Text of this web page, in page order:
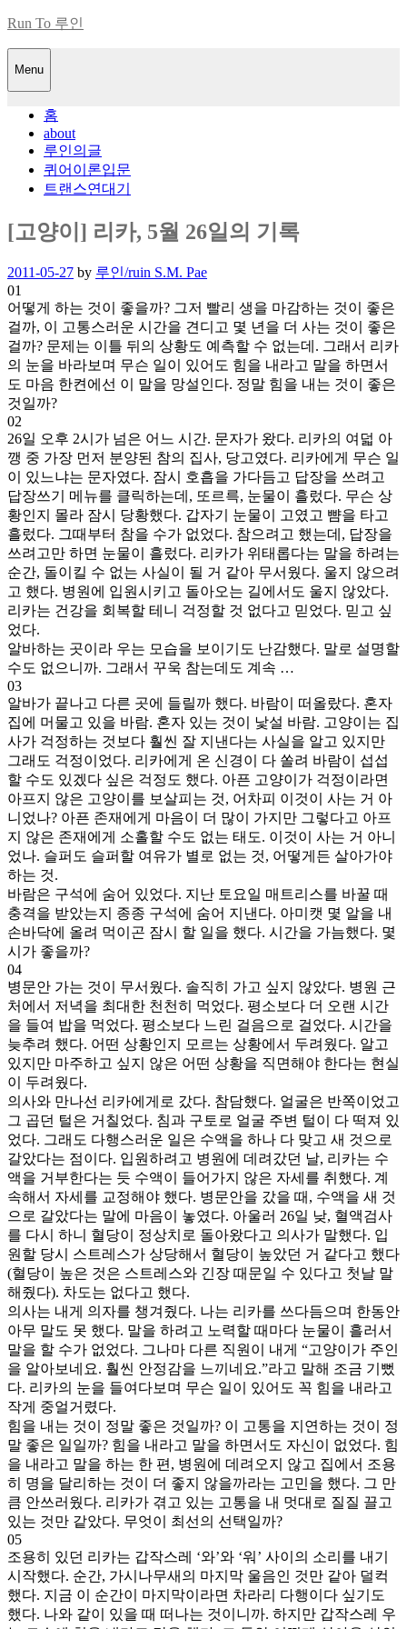
Skip
content
Run To 루인
Menu
홈
about
루인의글
퀴어이론입문
트랜스연대기
[고양이] 리카, 5월 26일의 기록
Posted
on
2011-05-27 by 루인/ruin S.M. Pae
01
어떻게 하는 것이 좋을까? 그저 빨리 생을 마감하는 것이 좋은
걸까, 이 고통스러운 시간을 견디고 몇 년을 더 사는 것이 좋은
걸까? 문제는 이틀 뒤의 상황도 예측할 수 없는데. 그래서 리카
의 눈을 바라보며 무슨 일이 있어도 힘을 내라고 말을 하면서
도 마음 한켠에선 이 말을 망설인다. 정말 힘을 내는 것이 좋은
것일까?
02
26일 오후 2시가 넘은 어느 시간. 문자가 왔다. 리카의 여덟 아
깽 중 가장 먼저 분양된 참의 집사, 당고였다. 리카에게 무슨 일
이 있느냐는 문자였다. 잠시 호흡을 가다듬고 답장을 쓰려고
답장쓰기 메뉴를 클릭하는데, 또르륵, 눈물이 흘렀다. 무슨 상
황인지 몰라 잠시 당황했다. 갑자기 눈물이 고였고 뺨을 타고
흘렀다. 그때부터 참을 수가 없었다. 참으려고 했는데, 답장을
쓰려고만 하면 눈물이 흘렀다. 리카가 위태롭다는 말을 하려는
순간, 돌이킬 수 없는 사실이 될 거 같아 무서웠다. 울지 않으려
고 했다. 병원에 입원시키고 돌아오는 길에서도 울지 않았다.
리카는 건강을 회복할 테니 걱정할 것 없다고 믿었다. 믿고 싶
었다.
알바하는 곳이라 우는 모습을 보이기도 난감했다. 말로 설명할
수도 없으니까. 그래서 꾸욱 참는데도 계속 …
03
알바가 끝나고 다른 곳에 들릴까 했다. 바람이 떠올랐다. 혼자
집에 머물고 있을 바람. 혼자 있는 것이 낯설 바람. 고양이는 집
사가 걱정하는 것보다 훨씬 잘 지낸다는 사실을 알고 있지만
그래도 걱정이었다. 리카에게 온 신경이 다 쏠려 바람이 섭섭
할 수도 있겠다 싶은 걱정도 했다. 아픈 고양이가 걱정이라면
아프지 않은 고양이를 보살피는 것, 어차피 이것이 사는 거 아
니었나? 아픈 존재에게 마음이 더 많이 가지만 그렇다고 아프
지 않은 존재에게 소홀할 수도 없는 태도. 이것이 사는 거 아니
었나. 슬퍼도 슬퍼할 여유가 별로 없는 것, 어떻게든 살아가야
하는 것.
바람은 구석에 숨어 있었다. 지난 토요일 매트리스를 바꿀 때
충격을 받았는지 종종 구석에 숨어 지낸다. 아미캣 몇 알을 내
손바닥에 올려 먹이곤 잠시 할 일을 했다. 시간을 가늠했다. 몇
시가 좋을까?
04
병문안 가는 것이 무서웠다. 솔직히 가고 싶지 않았다. 병원 근
처에서 저녁을 최대한 천천히 먹었다. 평소보다 더 오랜 시간
을 들여 밥을 먹었다. 평소보다 느린 걸음으로 걸었다. 시간을
늦추려 했다. 어떤 상황인지 모르는 상황에서 두려웠다. 알고
있지만 마주하고 싶지 않은 어떤 상황을 직면해야 한다는 현실
이 두려웠다.
의사와 만나선 리카에게로 갔다. 참담했다. 얼굴은 반쪽이었고
그 곱던 털은 거칠었다. 침과 구토로 얼굴 주변 털이 다 떡져 있
었다. 그래도 다행스러운 일은 수액을 하나 다 맞고 새 것으로
갈았다는 점이다. 입원하려고 병원에 데려갔던 날, 리카는 수
액을 거부한다는 듯 수액이 들어가지 않은 자세를 취했다. 계
속해서 자세를 교정해야 했다. 병문안을 갔을 때, 수액을 새 것
으로 갈았다는 말에 마음이 놓였다. 아울러 26일 낮, 혈액검사
를 다시 하니 혈당이 정상치로 돌아왔다고 의사가 말했다. 입
원할 당시 스트레스가 상당해서 혈당이 높았던 거 같다고 했다
(혈당이 높은 것은 스트레스와 긴장 때문일 수 있다고 첫날 말
해줬다). 차도는 없다고 했다.
의사는 내게 의자를 챙겨줬다. 나는 리카를 쓰다듬으며 한동안
아무 말도 못 했다. 말을 하려고 노력할 때마다 눈물이 흘러서
말을 할 수가 없었다. 그나마 다른 직원이 내게 “고양이가 주인
을 알아보네요. 훨씬 안정감을 느끼네요.”라고 말해 조금 기뻤
다. 리카의 눈을 들여다보며 무슨 일이 있어도 꼭 힘을 내라고
작게 중얼거렸다.
힘을 내는 것이 정말 좋은 것일까? 이 고통을 지연하는 것이 정
말 좋은 일일까? 힘을 내라고 말을 하면서도 자신이 없었다. 힘
을 내라고 말을 하는 한 편, 병원에 데려오지 않고 집에서 조용
히 명을 달리하는 것이 더 좋지 않을까라는 고민을 했다. 그 만
큼 안쓰러웠다. 리카가 겪고 있는 고통을 내 멋대로 질질 끌고
있는 것만 같았다. 무엇이 최선의 선택일까?
05
조용히 있던 리카는 갑작스레 ‘와’와 ‘워’ 사이의 소리를 내기
시작했다. 순간, 가시나무새의 마지막 울음인 것만 같아 덜컥
했다. 지금 이 순간이 마지막이라면 차라리 다행이다 싶기도
했다. 나와 같이 있을 때 떠나는 것이니까. 하지만 갑작스레 우